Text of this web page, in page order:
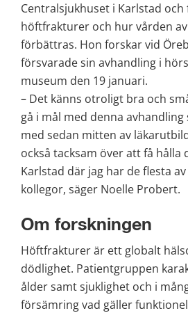
Centralsjukhuset i Karlstad
höftfrakturer och hur vården
förbättras. Hon forskar vid
försvarade sin avhandling i
museum den 19 januari.
– Det känns otroligt bra och
gå i mål med denna
med sedan mitten av
också tacksam över att få hålla
Karlstad där jag har de flesta
kollegor, säger Noelle Probert.
Om forskningen
Höftfrakturer är ett globalt
dödlighet. Patientgruppen
ålder samt sjuklighet och i
försämring vad gäller